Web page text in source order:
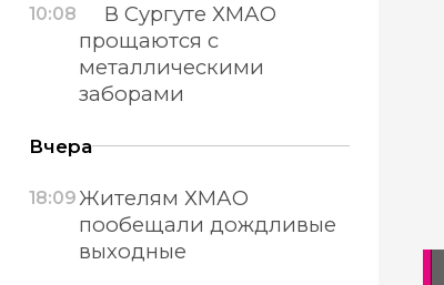
10:08
В Сургуте ХМАО
прощаются с
металлическими
заборами
Вчера
18:09 Жителям ХМАО
пообещали дождливые
выходные